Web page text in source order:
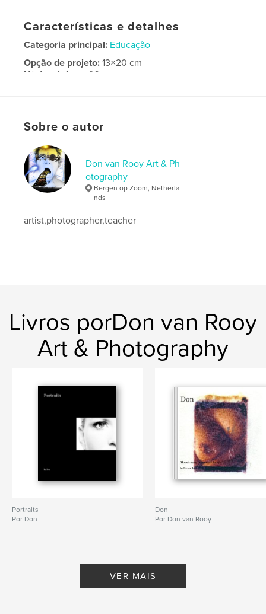
Características e detalhes
Categoria principal: Educação
Opção de projeto:13×20 cm
Nº de páginas: 96
fotografie , techniek
Sobre o autor
Don van Rooy Art & Ph
otography
Bergen op Zoom, Netherla
nds
artist,photographer,teacher
Livros porDon van Rooy
Art & Photography
Portraits
Por Don
Don
Por Don van Rooy
VER MAIS